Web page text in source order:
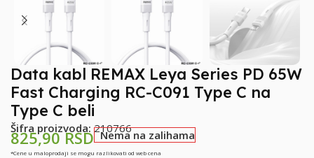
Data kabl REMAX Leya Series PD 65W
Fast Charging RC-C091 Type C na
Type C beli
Šifra proizvoda: 210766
825,90RSD Nema na zalihama
*Cene u maloprodaji se mogu razlikovati od web cena